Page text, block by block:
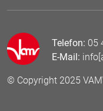
Telefon: 05
E-Mail:
© Copyright 2025